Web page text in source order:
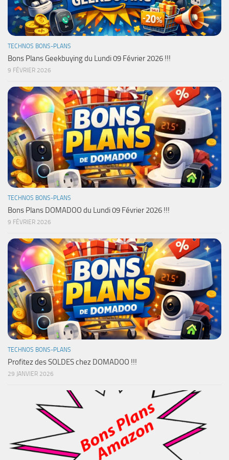
TECHNOS BONS-PLANS
Bons Plans Geekbuying du Lundi 09 Février 2026 !!!
9 FÉVRIER 2026
TECHNOS BONS-PLANS
Bons Plans DOMADOO du Lundi 09 Février 2026 !!!
9 FÉVRIER 2026
TECHNOS BONS-PLANS
Profitez des SOLDES chez DOMADOO !!!
29 JANVIER 2026